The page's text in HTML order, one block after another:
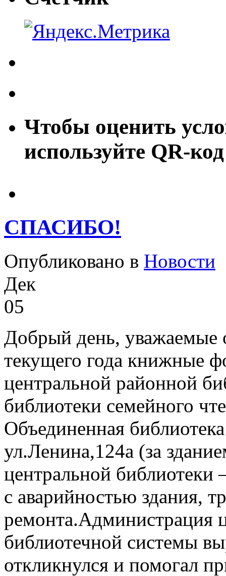
Чтобы оценить
используйте QR-код
СПАСИБО!
Опубликовано в Новости
Дек
05
Добрый день, уважаемые
текущего года книжные
центральной районной
библиотеки семейного
Объединенная
ул.Ленина,124а (за
центральной библиотеки
с аварийностью здания,
ремонта.Администрация
библиотечной системы
откликнулся и помогал